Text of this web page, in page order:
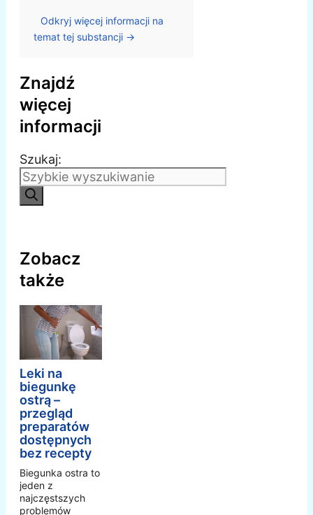
Odkryj więcej informacji na
temat tej substancji →
Znajdź
więcej
informacji
Szukaj:
Zobacz
także
Leki na
biegunkę
ostrą –
przegląd
preparatów
dostępnych
bez recepty
Biegunka ostra to
jeden z
najczęstszych
problemów